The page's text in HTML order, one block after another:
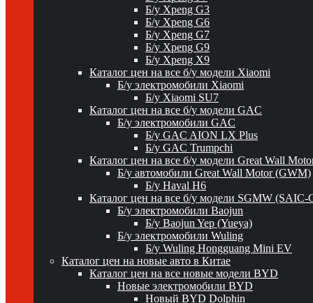
Б/у Xpeng G3
Б/у Xpeng G6
Б/у Xpeng G7
Б/у Xpeng G9
Б/у Xpeng X9
Каталог цен на все б/у модели Xiaomi
Б/у электромобили Xiaomi
Б/у Xiaomi SU7
Каталог цен на все б/у модели GAC
Б/у электромобили GAC
Б/у GAC AION LX Plus
Б/у GAC Trumpchi
Каталог цен на все б/у модели Great Wall
Б/у автомобили Great Wall Motor (GWM)
Б/у Haval H6
Каталог цен на все б/у модели SGMW
Б/у электромобили Baojun
Б/у Baojun Yep (Yueya)
Б/у электромобили Wuling
Б/у Wuling Hongguang Mini EV
Каталог цен на новые авто в Китае
Каталог цен на все новые модели BYD
Новые электромобили BYD
Новый BYD Dolphin